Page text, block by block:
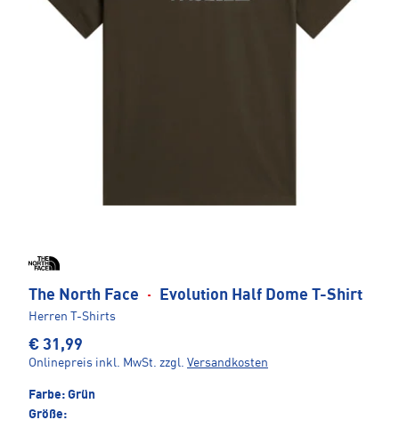
The North Face · Evolution Half Dome T-Shirt
Herren T-Shirts
€ 31,99
Onlinepreis inkl. MwSt. zzgl. Versandkosten
Farbe: Grün
Größe: